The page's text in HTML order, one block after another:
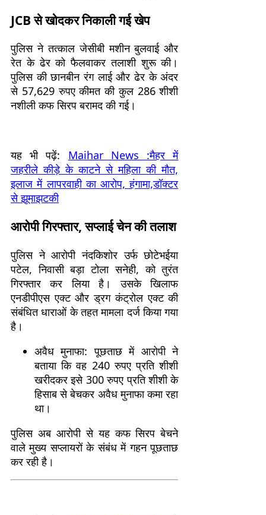
JCB से खोदकर निकाली गई खेप
पुलिस ने तत्काल जेसीबी मशीन बुलवाई और
रेत के ढेर को फैलवाकर तलाशी शुरू की।
पुलिस की छानबीन रंग लाई और ढेर के अंदर
से 57,629 रुपए कीमत की कुल 286 शीशी
नशीली कफ सिरप बरामद की गई।
यह भी पढ़ें:
Maihar News :मैहर में
जहरीले कीड़े के काटने से महिला की मौत,
इलाज में लापरवाही का आरोप, हंगामा,डॉक्टर
से झूमाझटकी
आरोपी गिरफ्तार, सप्लाई चेन की तलाश
पुलिस ने आरोपी नंदकिशोर उर्फ छोटेभईया
पटेल, निवासी बड़ा टोला सनेही, को तुरंत
गिरफ्तार कर लिया है। उसके खिलाफ
एनडीपीएस एक्ट और ड्रग कंट्रोल एक्ट की
संबंधित धाराओं के तहत मामला दर्ज किया गया
है।
अवैध मुनाफा: पूछताछ में आरोपी ने
बताया कि वह 240 रुपए प्रति शीशी
खरीदकर इसे 300 रुपए प्रति शीशी के
हिसाब से बेचकर अवैध मुनाफा कमा रहा
था।
पुलिस अब आरोपी से यह कफ सिरप बेचने
वाले मुख्य सप्लायरों के संबंध में गहन पूछताछ
कर रही है।